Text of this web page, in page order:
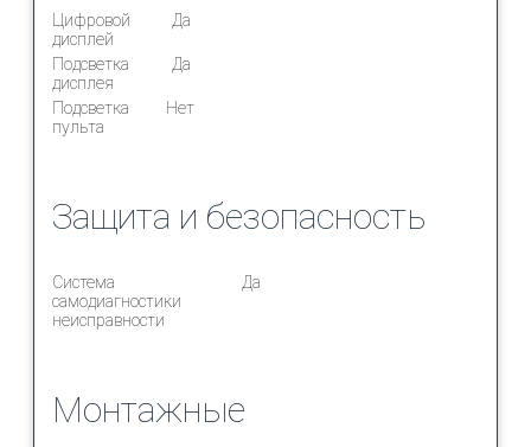
Цифровой
дисплей
Да
Подсветка
дисплея
Да
Подсветка
пульта
Нет
Защита и безопасность
Система
самодиагностики
неисправности
Да
Монтажные